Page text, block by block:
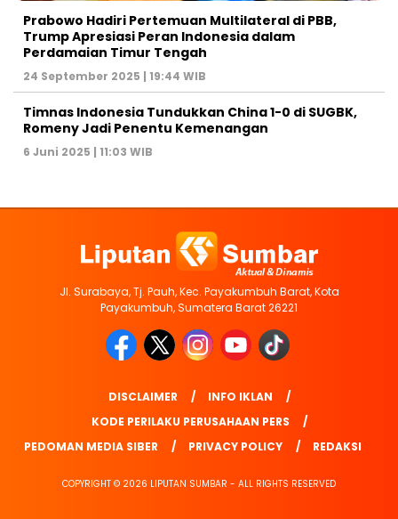
Prabowo Hadiri Pertemuan Multilateral di PBB,
Trump Apresiasi Peran Indonesia dalam
Perdamaian Timur Tengah
24 September 2025 | 19:44 WIB
Timnas Indonesia Tundukkan China 1-0 di SUGBK,
Romeny Jadi Penentu Kemenangan
6 Juni 2025 | 11:03 WIB
Jl. Surabaya, Tj. Pauh, Kec. Payakumbuh Barat, Kota
Payakumbuh, Sumatera Barat 26221
DISCLAIMER
INFO IKLAN
KODE PERILAKU PERUSAHAAN PERS
PEDOMAN MEDIA SIBER
PRIVACY POLICY REDAKSI
COPYRIGHT © 2026 LIPUTAN SUMBAR - ALL RIGHTS RESERVED